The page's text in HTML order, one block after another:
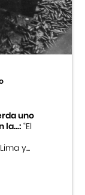
uno
la...:“El
y...